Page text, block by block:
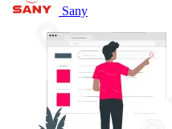
Sany